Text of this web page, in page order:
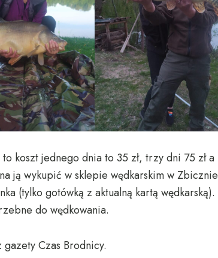
koszt jednego dnia to 35 zł, trzy dni 75 zł a
ją wykupić w sklepie wędkarskim w Zbicznie
(tylko gotówką z aktualną kartą wędkarską).
do wędkowania.
Czas Brodnicy.